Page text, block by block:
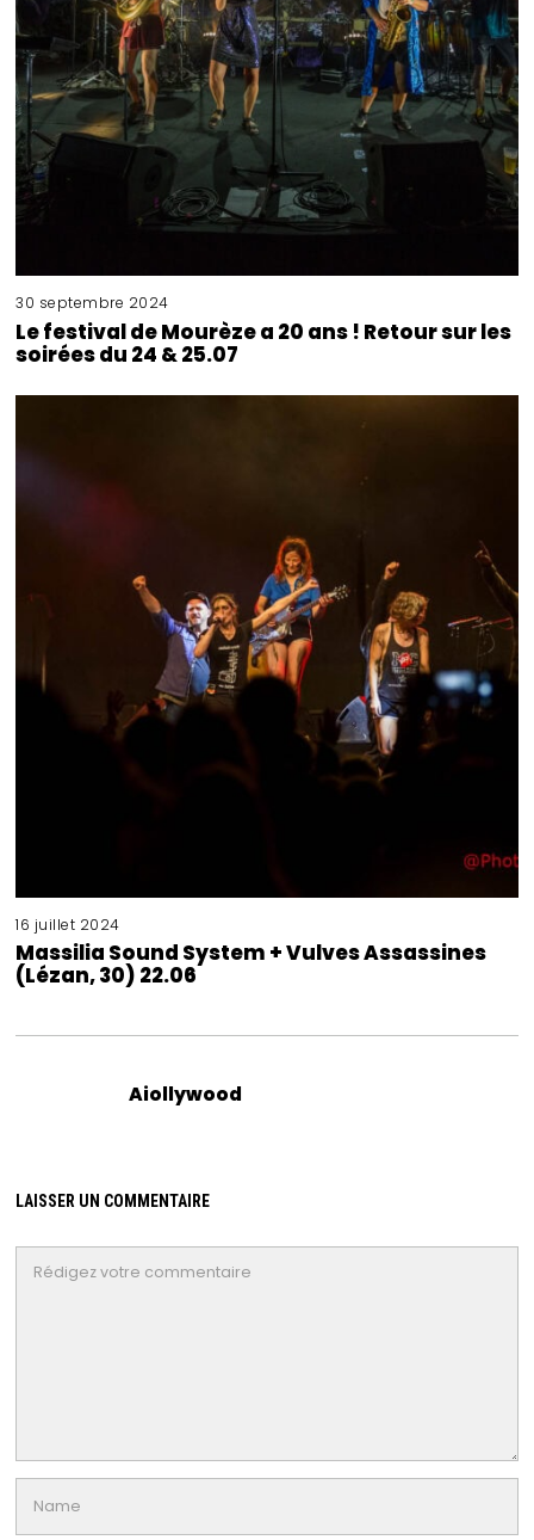
30 septembre 2024
Le festival de Mourèze a 20 ans ! Retour sur les
soirées du 24 & 25.07
16 juillet 2024
Massilia Sound System + Vulves Assassines
(Lézan, 30) 22.06
Aiollywood
LAISSER UN COMMENTAIRE